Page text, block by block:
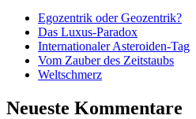
Egozentrik oder Geozentrik?
Das Luxus-Paradox
Internationaler Asteroiden-Tag
Vom Zauber des Zeitstaubs
Weltschmerz
Neueste Kommentare